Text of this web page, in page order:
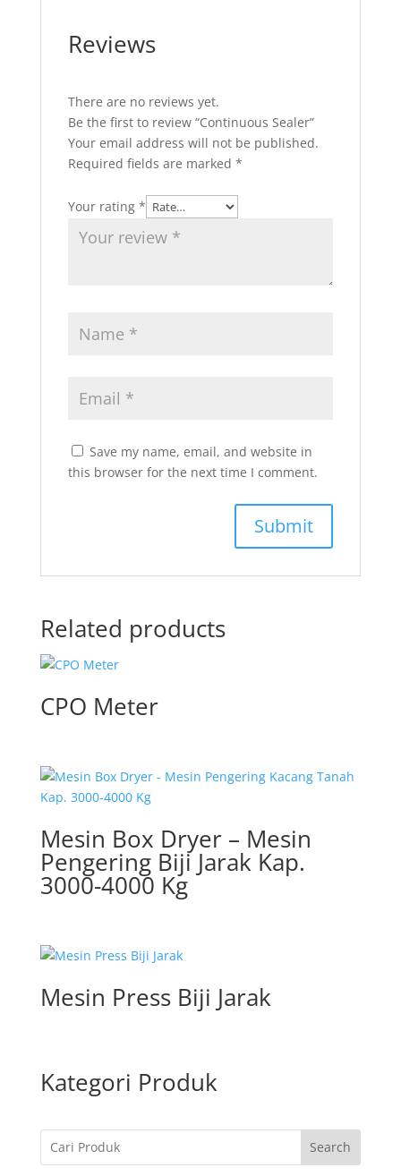
Reviews
There are no reviews yet.
Be the first to review “Continuous Sealer”
Your email address will not be published.
Required fields are marked *
Your rating *
Save my name, email, and website in
this browser for the next time I comment.
Related products
CPO Meter
Mesin Box Dryer – Mesin
Pengering Biji Jarak Kap.
3000-4000 Kg
Mesin Press Biji Jarak
Kategori Produk
Search